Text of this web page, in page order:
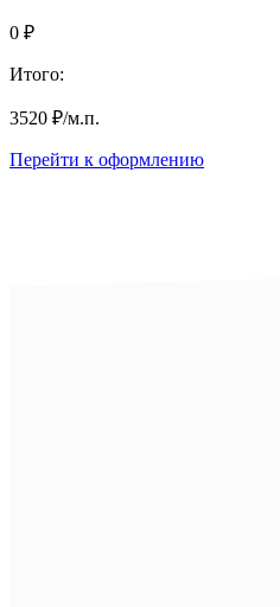
0 ₽
Итого:
3520 ₽/м.п.
Перейти к оформлению